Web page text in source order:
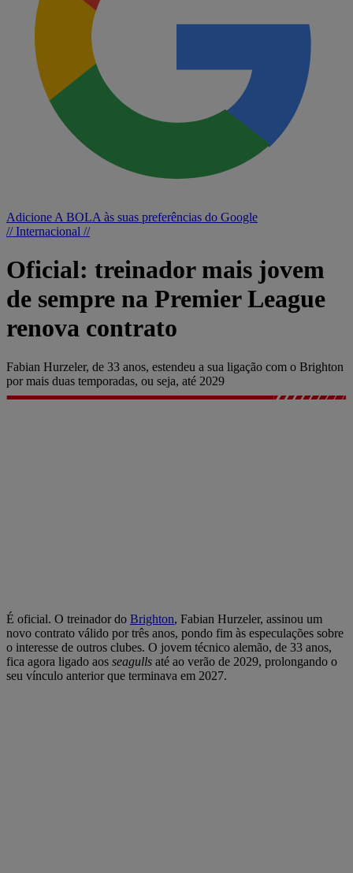
Adicione A BOLA às suas preferências do Google
// Internacional //
Oficial: treinador mais jovem
de sempre na Premier League
renova contrato
Fabian Hurzeler, de 33 anos, estendeu a sua ligação com o Brighton
por mais duas temporadas, ou seja, até 2029
É oficial. O treinador do Brighton, Fabian Hurzeler, assinou um
novo contrato válido por três anos, pondo fim às especulações sobre
o interesse de outros clubes. O jovem técnico alemão, de 33 anos,
fica agora ligado aos seagulls até ao verão de 2029, prolongando o
seu vínculo anterior que terminava em 2027.